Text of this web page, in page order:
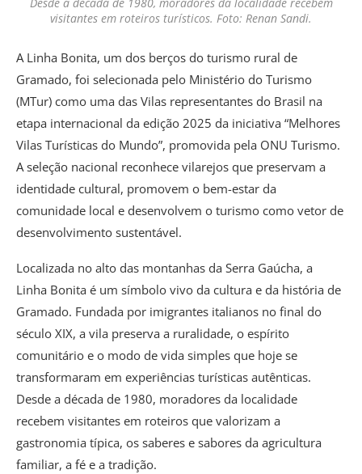
visitantes em roteiros turísticos. Foto: Renan Sandi.
A Linha Bonita, um dos berços do turismo rural de
Gramado, foi selecionada pelo Ministério do Turismo
(MTur) como uma das Vilas representantes do Brasil na
etapa internacional da edição 2025 da iniciativa “Melhores
Vilas Turísticas do Mundo”, promovida pela ONU Turismo.
A seleção nacional reconhece vilarejos que preservam a
identidade cultural, promovem o bem-estar da
comunidade local e desenvolvem o turismo como vetor de
desenvolvimento sustentável.
Localizada no alto das montanhas da Serra Gaúcha, a
Linha Bonita é um símbolo vivo da cultura e da história de
Gramado. Fundada por imigrantes italianos no final do
século XIX, a vila preserva a ruralidade, o espírito
comunitário e o modo de vida simples que hoje se
transformaram em experiências turísticas autênticas.
Desde a década de 1980, moradores da localidade
recebem visitantes em roteiros que valorizam a
gastronomia típica, os saberes e sabores da agricultura
familiar, a fé e a tradição.